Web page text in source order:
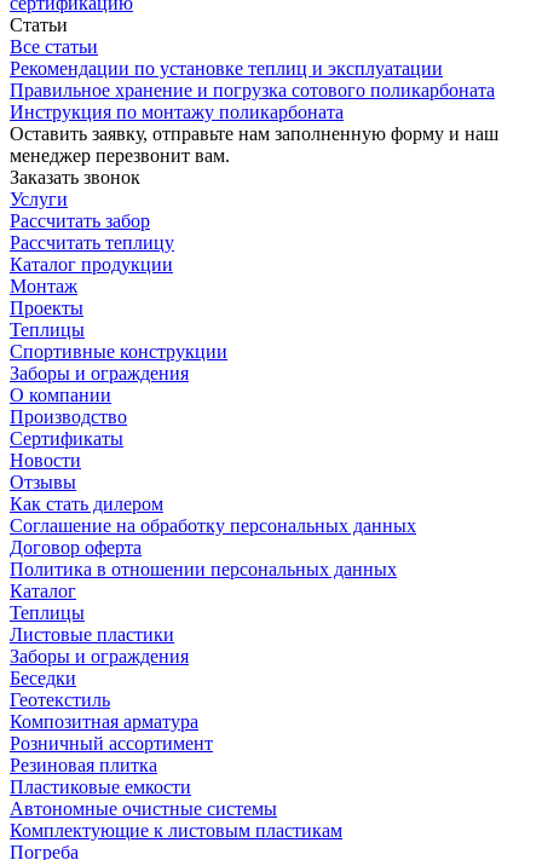
Статьи
Все статьи
Рекомендации по установке теплиц и эксплуатации
Правильное хранение и погрузка сотового поликарбоната
Инструкция по монтажу поликарбоната
Оставить заявку, отправьте нам заполненную форму и наш
менеджер перезвонит вам.
Заказать звонок
Услуги
Рассчитать забор
Рассчитать теплицу
Каталог продукции
Монтаж
Проекты
Теплицы
Спортивные конструкции
Заборы и ограждения
О компании
Производство
Сертификаты
Новости
Отзывы
Как стать дилером
Соглашение на обработку персональных данных
Договор оферта
Политика в отношении персональных данных
Каталог
Теплицы
Листовые пластики
Заборы и ограждения
Беседки
Геотекстиль
Композитная арматура
Розничный ассортимент
Резиновая плитка
Пластиковые емкости
Автономные очистные системы
Комплектующие к листовым пластикам
Погреба